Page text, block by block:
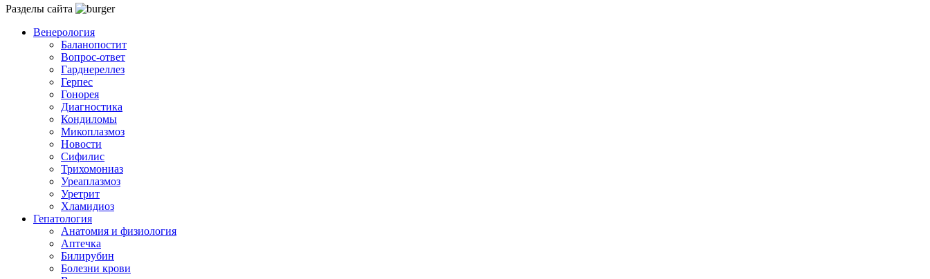
Разделы сайта
Венерология
Баланопостит
Вопрос-ответ
Гарднереллез
Герпес
Гонорея
Диагностика
Кондиломы
Микоплазмоз
Новости
Сифилис
Трихомониаз
Уреаплазмоз
Уретрит
Хламидиоз
Гепатология
Анатомия и физиология
Аптечка
Билирубин
Болезни крови